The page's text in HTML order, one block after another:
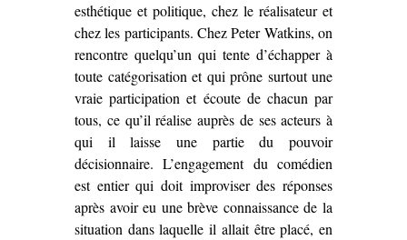
esthétique et politique, chez le réalisateur et
chez les participants. Chez Peter Watkins, on
rencontre quelqu’un qui tente d’échapper à
toute catégorisation et qui prône surtout une
vraie participation et écoute de chacun par
tous, ce qu’il réalise auprès de ses acteurs à
qui il laisse une partie du pouvoir
décisionnaire. L’engagement du comédien
est entier qui doit improviser des réponses
après avoir eu une brève connaissance de la
situation dans laquelle il allait être placé, en